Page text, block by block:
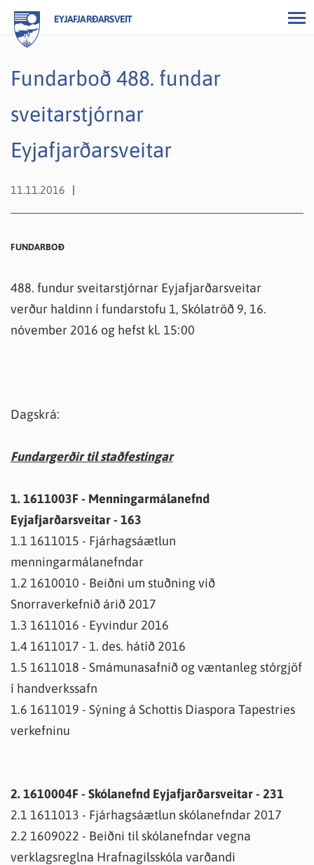
EYJAFJARÐARSVEIT
Fundarboð 488. fundar
sveitarstjórnar
Eyjafjarðarsveitar
11.11.2016
FUNDARBOÐ
488. fundur sveitarstjórnar Eyjafjarðarsveitar
verður haldinn í fundarstofu 1, Skólatröð 9, 16.
nóvember 2016 og hefst kl. 15:00
Dagskrá:
Fundargerðir til staðfestingar
1. 1611003F - Menningarmálanefnd
Eyjafjarðarsveitar - 163
1.1 1611015 - Fjárhagsáætlun
menningarmálanefndar
1.2 1610010 - Beiðni um stuðning við
Snorraverkefnið árið 2017
1.3 1611016 - Eyvindur 2016
1.4 1611017 - 1. des. hátíð 2016
1.5 1611018 - Smámunasafnið og væntanleg stórgjöf
í handverkssafn
1.6 1611019 - Sýning á Schottis Diaspora Tapestries
verkefninu
2. 1610004F - Skólanefnd Eyjafjarðarsveitar - 231
2.1 1611013 - Fjárhagsáætlun skólanefndar 2017
2.2 1609022 - Beiðni til skólanefndar vegna
verklagsreglna Hrafnagilsskóla varðandi